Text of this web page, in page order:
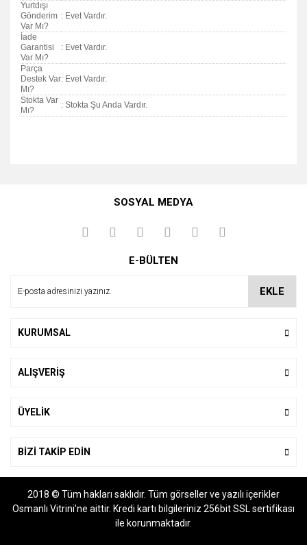
Yurtdışı
Gönderim
Var Mı?
: Evet Vardır.
İade
Garantisi
Var Mı?
: Evet Vardır.
Parça
Destek Var
Mı?
: Evet Vardır.
Stokta Var
Mı?
: Stokta Şu Anda Vardır.
kullanarak tarafımıza iletebilirsiniz.
Görüş ve önerileriniz için teşekkür ederiz.
Ürün açıklamasında eksik bilgiler bulunuyor.
SOSYAL MEDYA
E-BÜLTEN
EKLE
KURUMSAL
ALIŞVERİŞ
ÜYELİK
BİZİ TAKİP EDİN
2018 © Tüm hakları saklıdır. Tüm görseller ve yazılı içerikler
Osmanlı Vitrini'ne aittir. Kredi kartı bilgileriniz 256bit SSL sertifikası
ile korunmaktadır.